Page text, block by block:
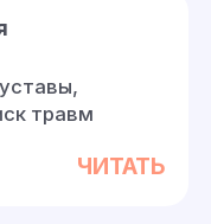
травм
ЧИТАТЬ